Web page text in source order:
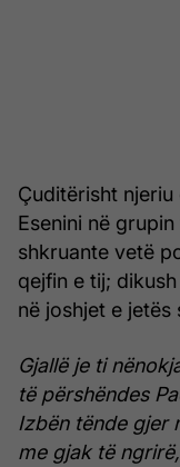
Çuditërisht
Esenini në
shkruante vetë
qejfin e tij;
në joshjet e jetës
Gjallë je ti
të përshëndes
Izbën tënde gjer
me gjak të ngrirë,